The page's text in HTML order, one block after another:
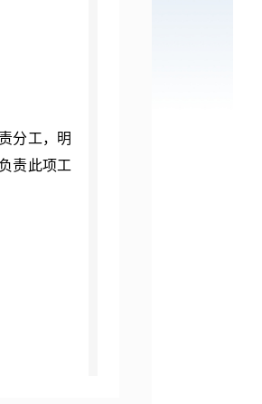
分工，明
责此项工